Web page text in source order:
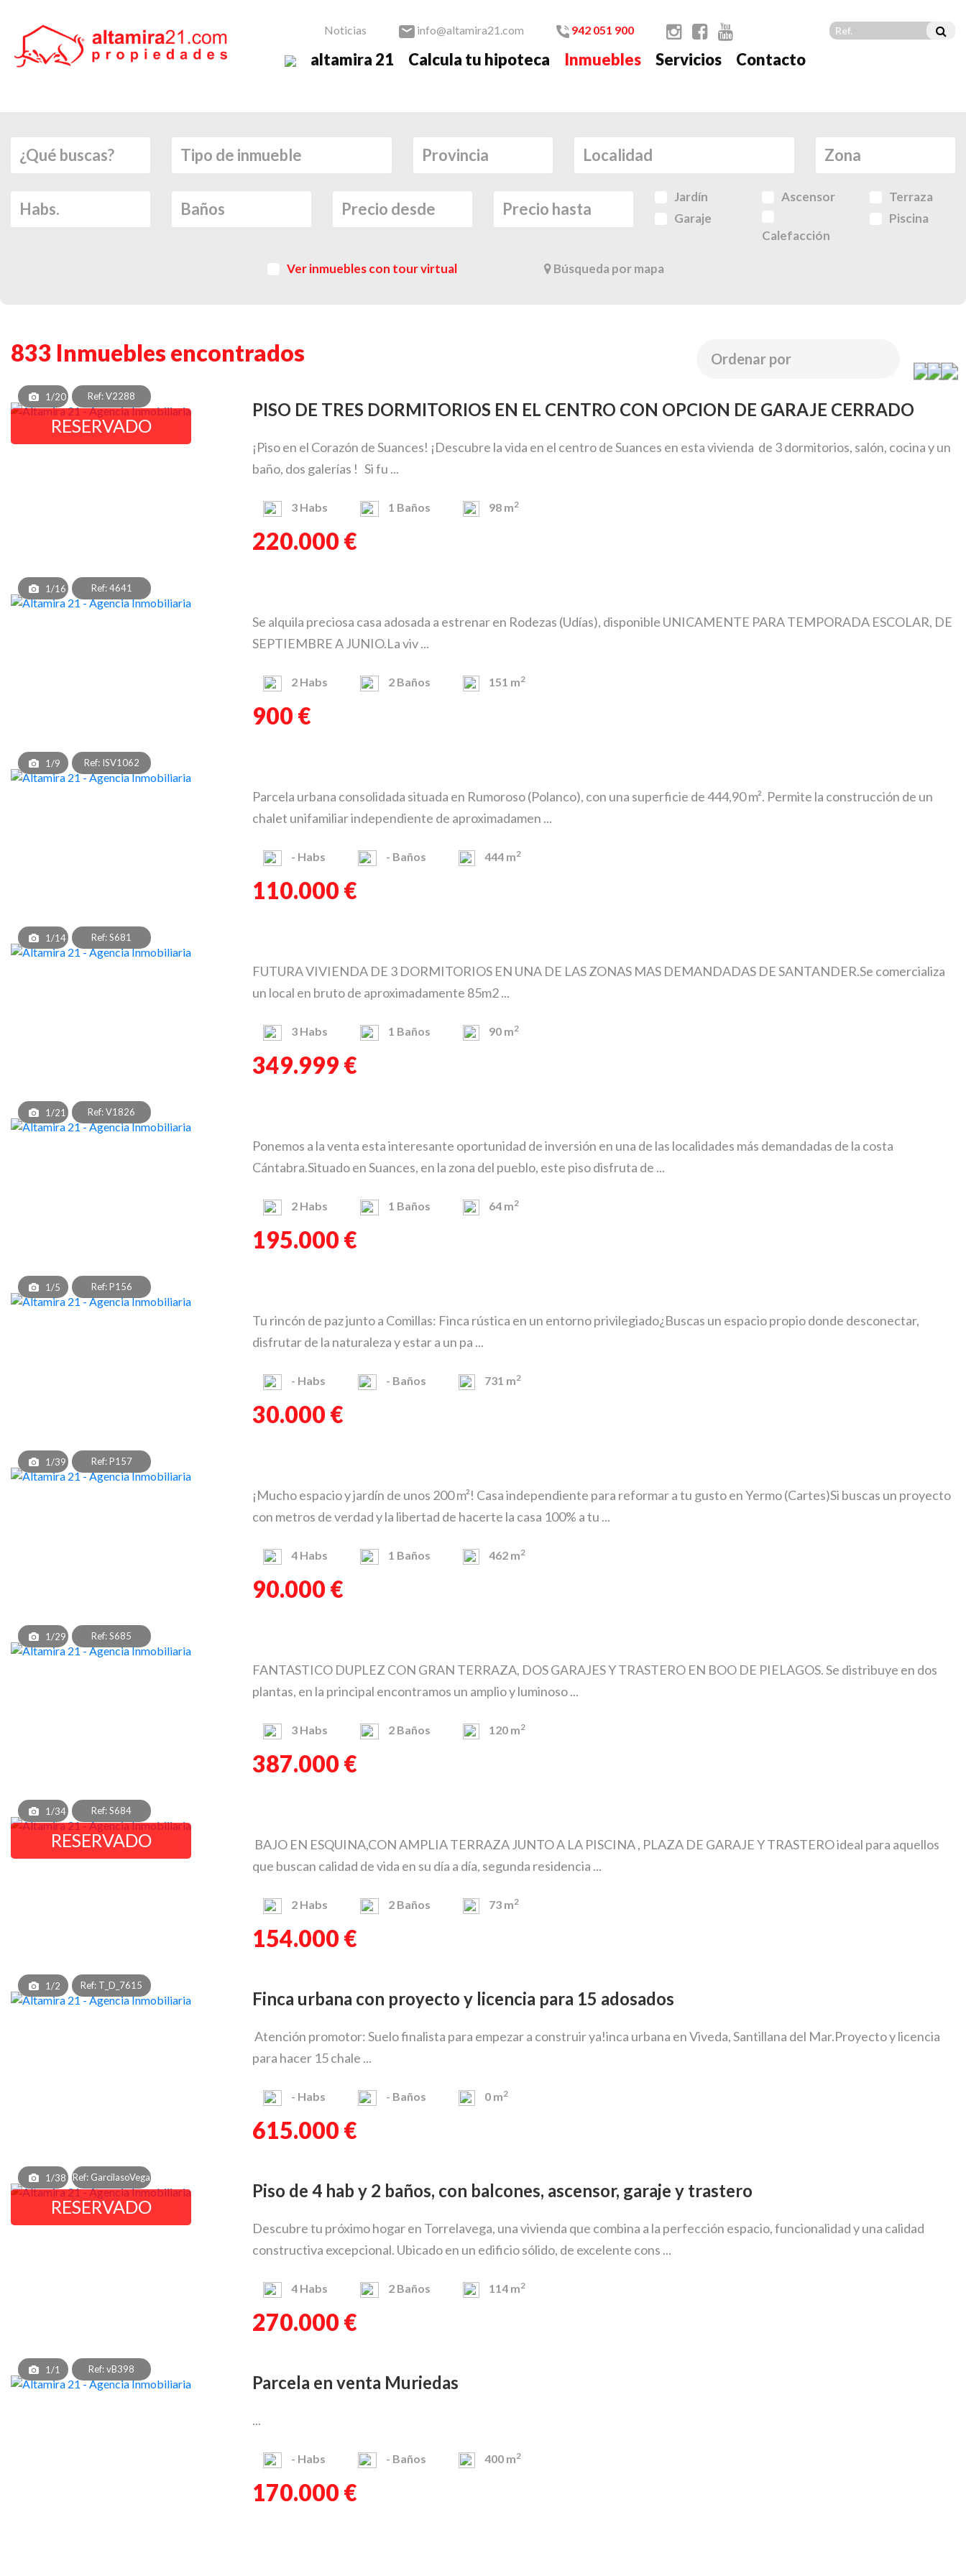
Noticias info@altamira21.com 942 051 900
altamira 21 Calcula tu hipoteca Inmuebles Servicios Contacto
Jardín Ascensor
Terraza
Garaje
Calefacción
Piscina
Ver inmuebles con tour virtual Búsqueda por mapa
833 Inmuebles encontrados
1/20 Ref: V2288
RESERVADO
PISO DE TRES DORMITORIOS EN EL CENTRO CON OPCION DE GARAJE CERRADO
¡Piso en el Corazón de Suances! ¡Descubre la vida en el centro de Suances en esta vivienda de 3 dormitorios, salón, cocina y un
baño, dos galerías ! Si fu ...
3 Habs 1 Baños 98 m2
220.000 €
1/16 Ref: 4641
Se alquila preciosa casa adosada a estrenar en Rodezas (Udías), disponible UNICAMENTE PARA TEMPORADA ESCOLAR, DE
SEPTIEMBRE A JUNIO.La viv ...
2 Habs 2 Baños 151 m2
900 €
1/9 Ref: ISV1062
Parcela urbana consolidada situada en Rumoroso (Polanco), con una superficie de 444,90 m². Permite la construcción de un
chalet unifamiliar independiente de aproximadamen ...
- Habs - Baños 444 m2
110.000 €
1/14 Ref: S681
FUTURA VIVIENDA DE 3 DORMITORIOS EN UNA DE LAS ZONAS MAS DEMANDADAS DE SANTANDER.Se comercializa
un local en bruto de aproximadamente 85m2 ...
3 Habs 1 Baños 90 m2
349.999 €
1/21 Ref: V1826
Ponemos a la venta esta interesante oportunidad de inversión en una de las localidades más demandadas de la costa
Cántabra.Situado en Suances, en la zona del pueblo, este piso disfruta de ...
2 Habs 1 Baños 64 m2
195.000 €
1/5 Ref: P156
Tu rincón de paz junto a Comillas: Finca rústica en un entorno privilegiado¿Buscas un espacio propio donde desconectar,
disfrutar de la naturaleza y estar a un pa ...
- Habs - Baños 731 m2
30.000 €
1/39 Ref: P157
¡Mucho espacio y jardín de unos 200 m²! Casa independiente para reformar a tu gusto en Yermo (Cartes)Si buscas un proyecto
con metros de verdad y la libertad de hacerte la casa 100% a tu ...
4 Habs 1 Baños 462 m2
90.000 €
1/29 Ref: S685
FANTASTICO DUPLEZ CON GRAN TERRAZA, DOS GARAJES Y TRASTERO EN BOO DE PIELAGOS. Se distribuye en dos
plantas, en la principal encontramos un amplio y luminoso ...
3 Habs 2 Baños 120 m2
387.000 €
1/34 Ref: S684
RESERVADO
BAJO EN ESQUINA,CON AMPLIA TERRAZA JUNTO A LA PISCINA , PLAZA DE GARAJE Y TRASTERO ideal para aquellos
que buscan calidad de vida en su día a día, segunda residencia ...
2 Habs 2 Baños 73 m2
154.000 €
1/2 Ref: T_D_7615
Finca urbana con proyecto y licencia para 15 adosados
Atención promotor: Suelo finalista para empezar a construir ya!inca urbana en Viveda, Santillana del Mar.Proyecto y licencia
para hacer 15 chale ...
- Habs - Baños 0 m2
615.000 €
1/38 Ref: GarcilasoVega
RESERVADO
Piso de 4 hab y 2 baños, con balcones, ascensor, garaje y trastero
Descubre tu próximo hogar en Torrelavega, una vivienda que combina a la perfección espacio, funcionalidad y una calidad
constructiva excepcional. Ubicado en un edificio sólido, de excelente cons ...
4 Habs 2 Baños 114 m2
270.000 €
1/1 Ref: vB398
Parcela en venta Muriedas
...
- Habs - Baños 400 m2
170.000 €